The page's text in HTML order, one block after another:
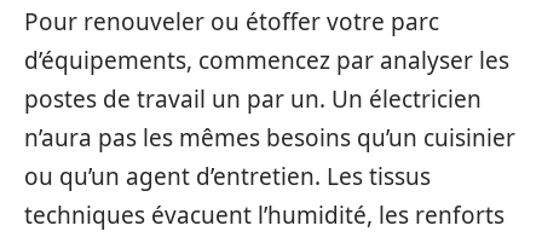
Pour renouveler ou étoffer votre parc
d’équipements, commencez par analyser les
postes de travail un par un. Un électricien
n’aura pas les mêmes besoins qu’un cuisinier
ou qu’un agent d’entretien. Les tissus
techniques évacuent l’humidité, les renforts